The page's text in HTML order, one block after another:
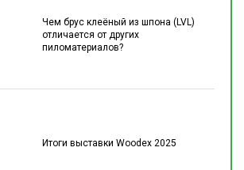
Чем брус клеёный из шпона (LVL)
отличается от других
пиломатериалов?
Итоги выставки Woodex 2025